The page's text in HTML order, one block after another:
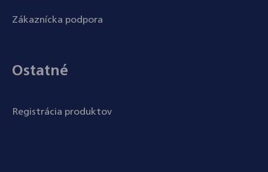
Zákaznícka podpora
Ostatné
Registrácia produktov